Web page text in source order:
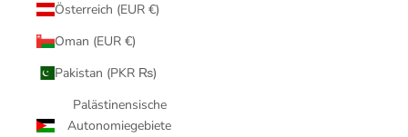
Österreich (EUR €)
Oman (EUR €)
Pakistan (PKR ₨)
Palästinensische
Autonomiegebiete